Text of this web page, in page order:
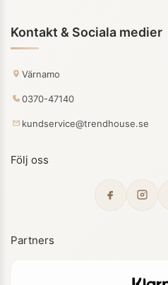
Kontakt & Sociala medier
Värnamo
0370-47140
kundservice@trendhouse.se
Följ oss
Partners